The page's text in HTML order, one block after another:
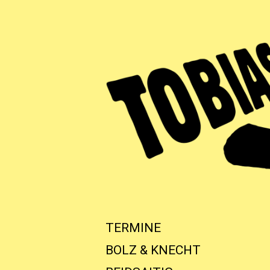
TERMINE
BOLZ & KNECHT